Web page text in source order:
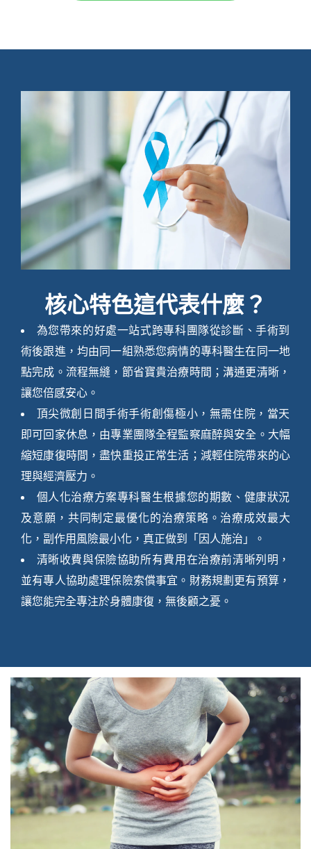
核心特色這代表什麼？
為您帶來的好處一站式跨專科團隊從診斷、手術到
術後跟進，均由同一組熟悉您病情的專科醫生在同一地
點完成。流程無縫，節省寶貴治療時間；溝通更清晰，
讓您倍感安心。
頂尖微創日間手術手術創傷極小，無需住院，當天
即可回家休息，由專業團隊全程監察麻醉與安全。大幅
縮短康復時間，盡快重投正常生活；減輕住院帶來的心
理與經濟壓力。
個人化治療方案專科醫生根據您的期數、健康狀況
及意願，共同制定最優化的治療策略。治療成效最大
化，副作用風險最小化，真正做到「因人施治」。
清晰收費與保險協助所有費用在治療前清晰列明，
並有專人協助處理保險索償事宜。財務規劃更有預算，
讓您能完全專注於身體康復，無後顧之憂。